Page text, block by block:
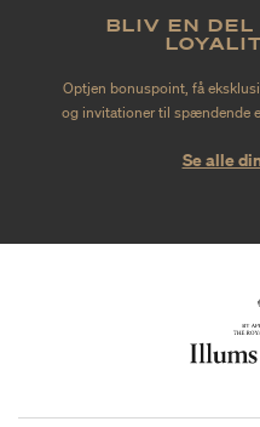
BLIV EN DEL
Optjen bonuspoint, få
og invitationer til spændende
Se alle